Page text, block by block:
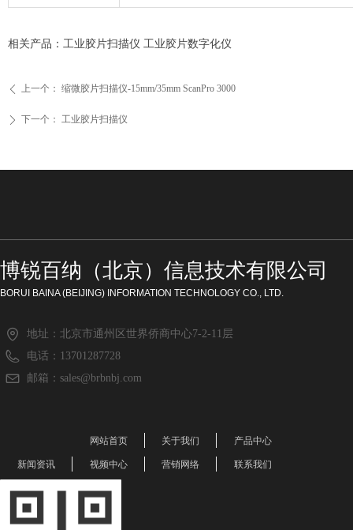
ꄴ 上一个： 缩微胶片扫描仪-15mm/35mm ScanPro 3000
ꄲ 下一个： 工业胶片扫描仪
相关产品：工业胶片扫描仪 工业胶片数字化仪
博锐百纳（北京）信息技术有限公司
BORUI BAINA (BEIJING) INFORMATION TECHNOLOGY CO., LTD.
地址： 北京市通州区世界侨商中心7-2-11层
电话： 13701287728
邮箱： sales@brbnbj.com
网站首页 关于我们 产品中心
新闻资讯 视频中心 营销网络 联系我们